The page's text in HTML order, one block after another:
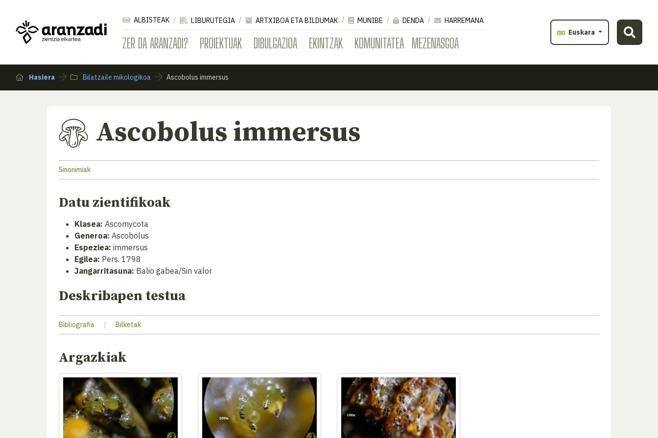
ZER DA ARANZADI? PROIEKTUAK DIBULGAZIOA EKINTZAK KOMUNITATEA MEZENASGOA
ALBISTEAK LIBURUTEGIA ARTXIBOA ETA BILDUMAK MUNIBE DENDA
HARREMANA
Euskara
Hasiera Bilatzaile mikologikoa Ascobolus immersus
Ascobolus immersus
Sinonimiak
Datu zientifikoak
Klasea: Ascomycota
Generoa: Ascobolus
Espeziea: immersus
Egilea: Pers. 1798
Jangarritasuna: Balio gabea/Sin valor
Deskribapen testua
Bibliografia | Bilketak
Argazkiak